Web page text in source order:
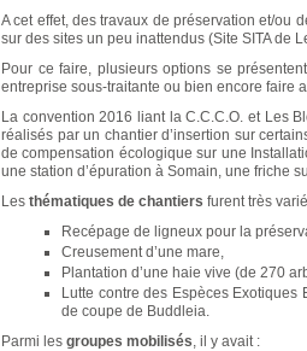
A cet effet, des travaux de préservation et/ou
sur des sites un peu inattendus (Site SITA de
Pour ce faire, plusieurs options se
entreprise sous-traitante ou bien encore faire
La convention 2016 liant la C.C.C.O. et Les
réalisés par un chantier d’insertion sur
de compensation écologique sur une
une station d’épuration à Somain, une friche
Les thématiques de chantiers furent très
Recépage de ligneux pour la
Creusement d’une mare,
Plantation d’une haie vive (de 270
Lutte contre des Espèces Exotiques
de coupe de Buddleia.
Parmi les groupes mobilisés, il y avait :